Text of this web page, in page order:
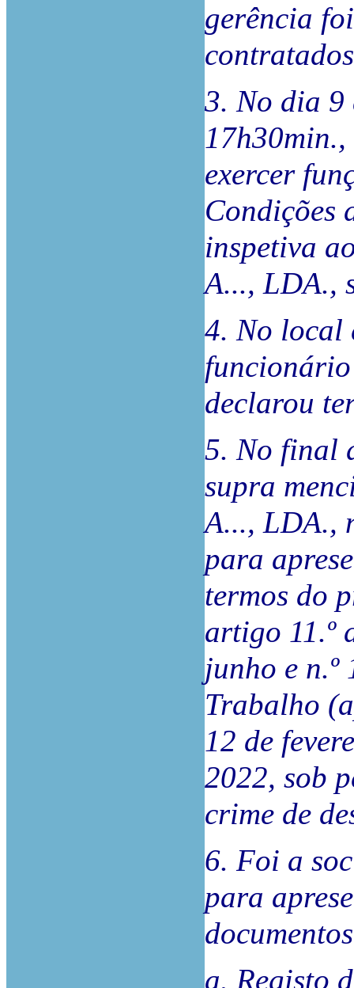
gerência
3. No dia 9
exercer
Condições
inspetiva
A..., LDA.,
4. No local
declarou
5. No final
supra
A..., LDA.,
para
termos do
artigo 11.º
junho e
Trabalho
12 de
2022, sob
crime de
6. Foi a
para
a. Registo